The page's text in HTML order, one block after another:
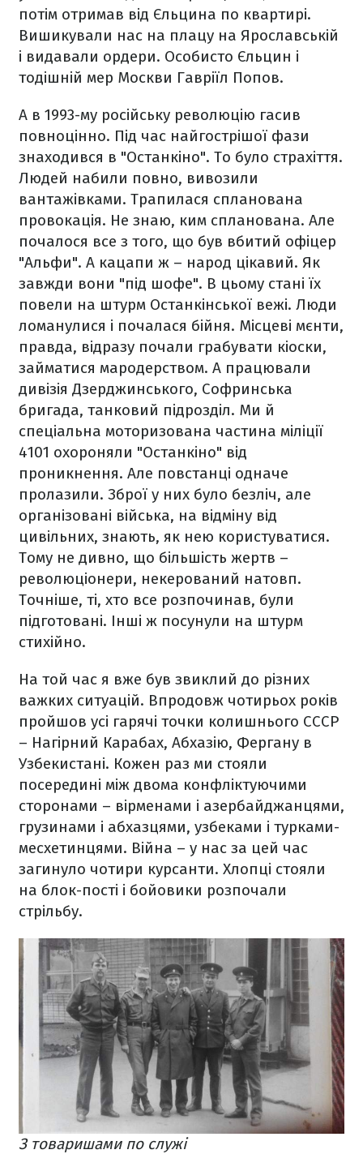
потім отримав від Єльцина по квартирі.
Вишикували нас на плацу на Ярославській
і видавали ордери. Особисто Єльцин і
тодішній мер Москви Гавріїл Попов.
А в 1993-му російську революцію гасив
повноцінно. Під час найгострішої фази
знаходився в "Останкіно". То було страхіття.
Людей набили повно, вивозили
вантажівками. Трапилася спланована
провокація. Не знаю, ким спланована. Але
почалося все з того, що був вбитий офіцер
"Альфи". А кацапи ж – народ цікавий. Як
завжди вони "під шофе". В цьому стані їх
повели на штурм Останкінської вежі. Люди
ломанулися і почалася бійня. Місцеві мєнти,
правда, відразу почали грабувати кіоски,
займатися мародерством. А працювали
дивізія Дзерджинського, Софринська
бригада, танковий підрозділ. Ми й
спеціальна моторизована частина міліції
4101 охороняли "Останкіно" від
проникнення. Але повстанці одначе
пролазили. Зброї у них було безліч, але
організовані війська, на відміну від
цивільних, знають, як нею користуватися.
Тому не дивно, що більшість жертв –
революціонери, некерований натовп.
Точніше, ті, хто все розпочинав, були
підготовані. Інші ж посунули на штурм
стихійно.
На той час я вже був звиклий до різних
важких ситуацій. Впродовж чотирьох років
пройшов усі гарячі точки колишнього СССР
– Нагірний Карабах, Абхазію, Фергану в
Узбекистані. Кожен раз ми стояли
посередині між двома конфліктуючими
сторонами – вірменами і азербайджанцями,
грузинами і абхазцями, узбеками і турками-
месхетинцями. Війна – у нас за цей час
загинуло чотири курсанти. Хлопці стояли
на блок-пості і бойовики розпочали
стрільбу.
З товаришами по служі